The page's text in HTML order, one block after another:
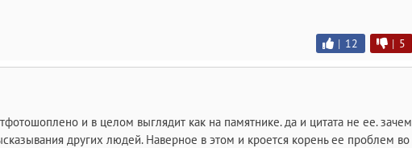
| 12 | 5
и в целом выглядит как на памятнике. да и цитата не ее. зачем
других людей. Наверное в этом и кроется корень ее проблем во